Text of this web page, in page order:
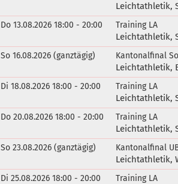
Leichtathletik,
Do 13.08.2026 18:00 - 20:00 Training LA
Leichtathletik,
So 16.08.2026 (ganztägig) Kantonalfinal
Leichtathletik,
Di 18.08.2026 18:00 - 20:00 Training LA
Leichtathletik,
Do 20.08.2026 18:00 - 20:00 Training LA
Leichtathletik,
So 23.08.2026 (ganztägig) Kantonalfinal
Leichtathletik,
Di 25.08.2026 18:00 - 20:00 Training LA